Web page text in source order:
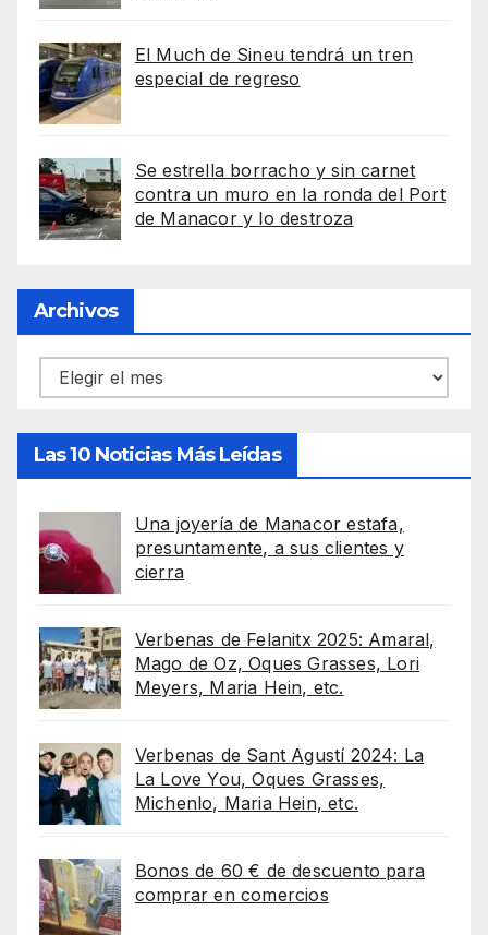
El Much de Sineu tendrá un tren
especial de regreso
Se estrella borracho y sin carnet
contra un muro en la ronda del Port
de Manacor y lo destroza
Archivos
Archivos
Las 10 Noticias Más Leídas
Una joyería de Manacor estafa,
presuntamente, a sus clientes y
cierra
Verbenas de Felanitx 2025: Amaral,
Mago de Oz, Oques Grasses, Lori
Meyers, Maria Hein, etc.
Verbenas de Sant Agustí 2024: La
La Love You, Oques Grasses,
Michenlo, Maria Hein, etc.
Bonos de 60 € de descuento para
comprar en comercios